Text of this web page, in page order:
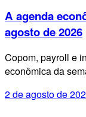
A agenda
agosto de 2026
Copom, payroll e
econômica da
2 de agosto de